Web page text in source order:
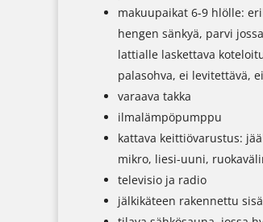
makuupaikat 6-9 hlölle:
hengen sänkyä, parvi
lattialle laskettava
palasohva, ei levitettävä,
varaava takka
ilmalämpöpumppu
kattava keittiövarustus:
mikro, liesi-uuni,
televisio ja radio
jälkikäteen rakennettu